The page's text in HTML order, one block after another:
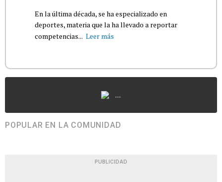
En la última década, se ha especializado en
deportes, materia que la ha llevado a reportar
competencias... Leer más
...
POPULAR EN LA COMUNIDAD
PUBLICIDAD